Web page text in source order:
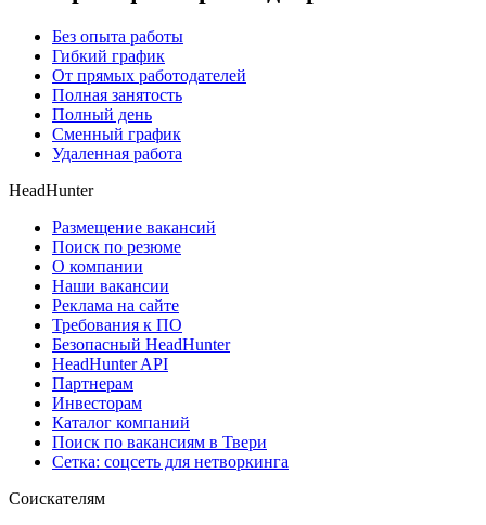
Без опыта работы
Гибкий график
От прямых работодателей
Полная занятость
Полный день
Сменный график
Удаленная работа
HeadHunter
Размещение вакансий
Поиск по резюме
О компании
Наши вакансии
Реклама на сайте
Требования к ПО
Безопасный HeadHunter
HeadHunter API
Партнерам
Инвесторам
Каталог компаний
Поиск по вакансиям в Твери
Сетка: соцсеть для нетворкинга
Соискателям